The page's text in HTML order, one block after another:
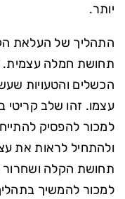
יותר.
התהליך של העלאת
תחושת חמלה עצמית.
הכשלים והטעויות
עצמו. זהו שלב
למכור להפסיק
ולהתחיל לראות את
תחושת הקלה ושחרור
למכור להמשיך